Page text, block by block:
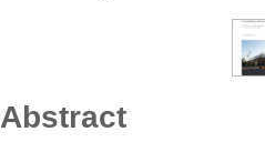
Abstract